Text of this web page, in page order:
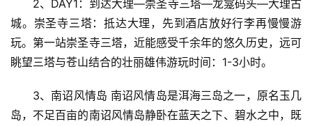
2、DAY1：到达大理—崇圣寺三塔—龙龛码头—大理古
城。崇圣寺三塔：抵达大理，先到酒店放好行李再慢慢游
玩。第一站崇圣寺三塔，近能感受千余年的悠久历史，远可
眺望三塔与苍山结合的壮丽雄伟游玩时间：1-3小时。
3、南诏风情岛 南诏风情岛是洱海三岛之一，原名玉几
岛，不足百亩的南诏风情岛静卧在蓝天之下、碧水之中，既